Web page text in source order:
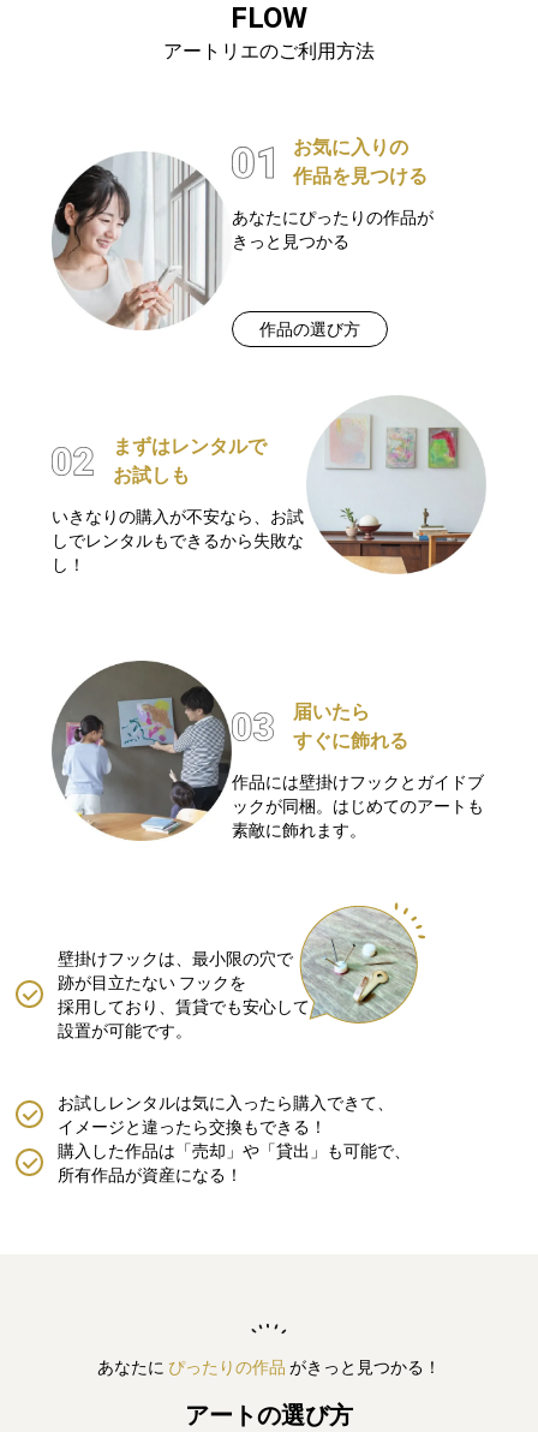
FLOW
アートリエのご利用方法
お気に入りの
作品を見つける
あなたにぴったりの作品が
きっと見つかる
作品の選び方
まずはレンタルで
お試しも
いきなりの購入が不安なら、お試
しでレンタルもできるから失敗な
し！
届いたら
すぐに飾れる
作品には壁掛けフックとガイドブ
ックが同梱。はじめてのアートも
素敵に飾れます。
壁掛けフックは、最小限の穴で
跡が目立たない フックを
採用しており、賃貸でも安心して
設置が可能です。
購入した作品は「売却」や「貸出」も可能で、
所有作品が資産になる！
お試しレンタルは気に入ったら購入できて、
イメージと違ったら交換もできる！
あなたに ぴったりの作品 がきっと見つかる！
アートの選び方